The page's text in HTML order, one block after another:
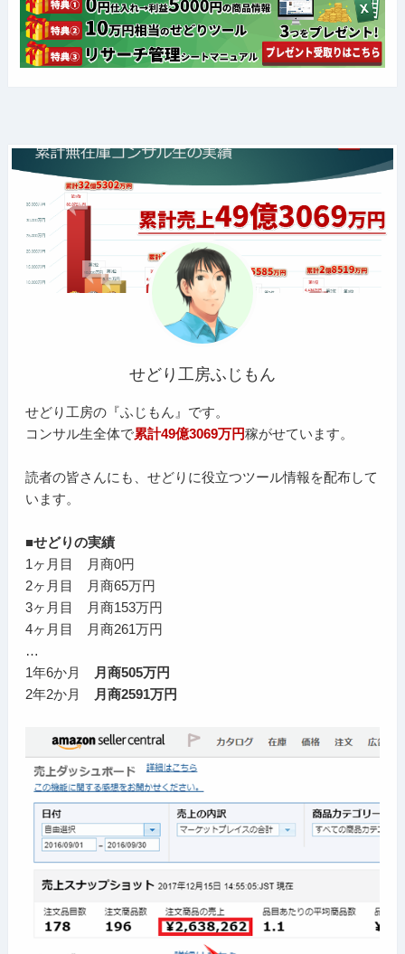
せどり工房ふじもん
せどり工房の『ふじもん』です。
コンサル生全体で累計49億3069万円稼がせています。
読者の皆さんにも、せどりに役立つツール情報を配布して
います。
■せどりの実績
1ヶ月目 月商0円
2ヶ月目 月商65万円
3ヶ月目 月商153万円
4ヶ月目 月商261万円
…
1年6か月
月商505万円
2年2か月
月商2591万円